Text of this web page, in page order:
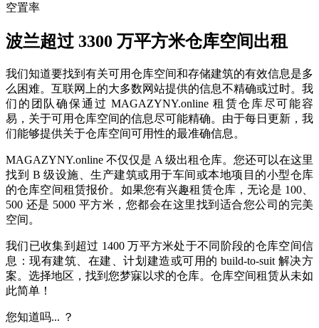
空置率
波兰超过 3300 万平方米仓库空间出租
我们知道要找到有关可用仓库空间和存储建筑的有效信息是多
么困难。互联网上的大多数网站提供的信息不精确或过时。我
们的团队确保通过 MAGAZYNY.online 租赁仓库尽可能容
易，关于可用仓库空间的信息尽可能精确。由于每日更新，我
们能够提供关于仓库空间可用性的最准确信息。
MAGAZYNY.online 不仅仅是 A 级出租仓库。您还可以在这里
找到 B 级设施、生产建筑或用于车间或本地项目的小型仓库
的仓库空间租赁报价。如果您有兴趣租赁仓库，无论是 100、
500 还是 5000 平方米，您都会在这里找到适合您公司的完美
空间。
我们已收集到超过 1400 万平方米处于不同阶段的仓库空间信
息：现有建筑、在建、计划建造或可用的 build-to-suit 解决方
案。选择地区，找到您梦寐以求的仓库。仓库空间租赁从未如
此简单！
您知道吗... ？